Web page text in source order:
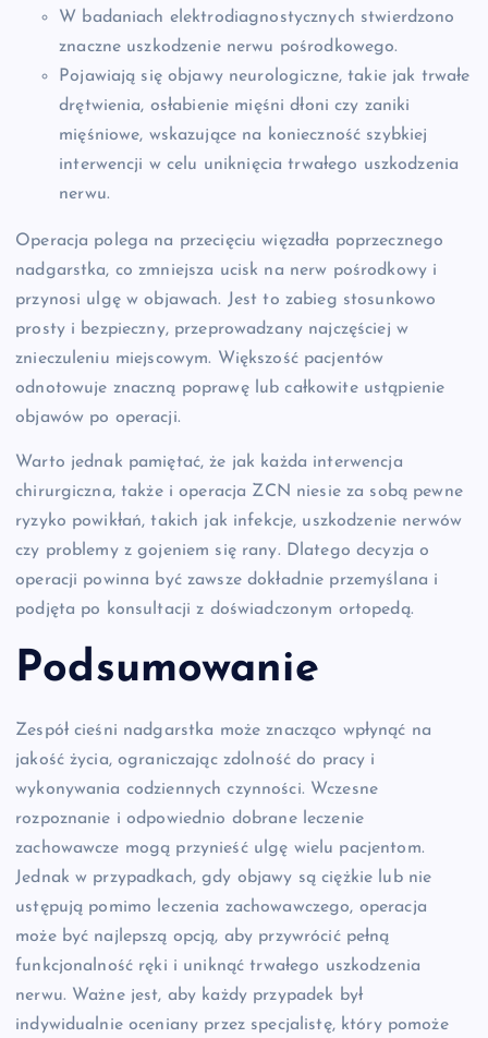
W badaniach elektrodiagnostycznych stwierdzono
znaczne uszkodzenie nerwu pośrodkowego.
Pojawiają się objawy neurologiczne, takie jak trwałe
drętwienia, osłabienie mięśni dłoni czy zaniki
mięśniowe, wskazujące na konieczność szybkiej
interwencji w celu uniknięcia trwałego uszkodzenia
nerwu.
Operacja polega na przecięciu więzadła poprzecznego
nadgarstka, co zmniejsza ucisk na nerw pośrodkowy i
przynosi ulgę w objawach. Jest to zabieg stosunkowo
prosty i bezpieczny, przeprowadzany najczęściej w
znieczuleniu miejscowym. Większość pacjentów
odnotowuje znaczną poprawę lub całkowite ustąpienie
objawów po operacji.
Warto jednak pamiętać, że jak każda interwencja
chirurgiczna, także i operacja ZCN niesie za sobą pewne
ryzyko powikłań, takich jak infekcje, uszkodzenie nerwów
czy problemy z gojeniem się rany. Dlatego decyzja o
operacji powinna być zawsze dokładnie przemyślana i
podjęta po konsultacji z doświadczonym ortopedą.
Podsumowanie
Zespół cieśni nadgarstka może znacząco wpłynąć na
jakość życia, ograniczając zdolność do pracy i
wykonywania codziennych czynności. Wczesne
rozpoznanie i odpowiednio dobrane leczenie
zachowawcze mogą przynieść ulgę wielu pacjentom.
Jednak w przypadkach, gdy objawy są ciężkie lub nie
ustępują pomimo leczenia zachowawczego, operacja
może być najlepszą opcją, aby przywrócić pełną
funkcjonalność ręki i uniknąć trwałego uszkodzenia
nerwu. Ważne jest, aby każdy przypadek był
indywidualnie oceniany przez specjalistę, który pomoże